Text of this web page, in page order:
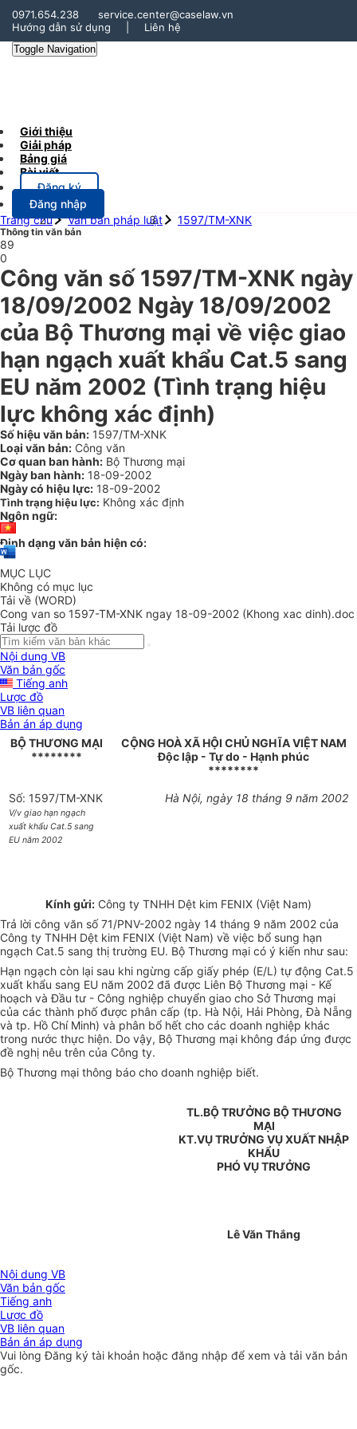
0971.654.238
service.center@caselaw.vn
Hướng dẫn sử dụng
Liên hệ
Toggle Navigation
Giới thiệu
Giải pháp
Bảng giá
Bài viết
Đăng ký
Đăng nhập
Trang chủ
Văn bản pháp luật 1597/TM-XNK
Thông tin văn bản
89
0
Công văn số 1597/TM-XNK ngày
18/09/2002 Ngày 18/09/2002
của Bộ Thương mại về việc giao
hạn ngạch xuất khẩu Cat.5 sang
EU năm 2002 (Tình trạng hiệu
lực không xác định)
Số hiệu văn bản: 1597/TM-XNK
Loại văn bản: Công văn
Cơ quan ban hành: Bộ Thương mại
Ngày ban hành: 18-09-2002
Ngày có hiệu lực: 18-09-2002
Tình trạng hiệu lực: Không xác định
Ngôn ngữ:
Định dạng văn bản hiện có:
MỤC LỤC
Không có mục lục
Tải về (WORD)
Cong van so 1597-TM-XNK ngay 18-09-2002 (Khong xac dinh).doc
Tải lược đồ
Nội dung VB
Văn bản gốc
Tiếng anh
Lược đồ
VB liên quan
Bản án áp dụng
BỘ THƯƠNG MẠI
********
CỘNG HOÀ XÃ HỘI CHỦ NGHĨA VIỆT NAM
Độc lập - Tự do - Hạnh phúc
********
Số: 1597/TM-XNK
V/v giao hạn ngạch
xuất khẩu Cat.5 sang
EU năm 2002
Hà Nội, ngày 18 tháng 9 năm 2002
Kính gửi: Công ty TNHH Dệt kim FENIX (Việt Nam)
Trả lời công văn số 71/PNV-2002 ngày 14 tháng 9 năm 2002 của
Công ty TNHH Dệt kim FENIX (Việt Nam) về việc bổ sung hạn
ngạch Cat.5 sang thị trường EU. Bộ Thương mại có ý kiến như sau:
Hạn ngạch còn lại sau khi ngừng cấp giấy phép (E/L) tự động Cat.5
xuất khẩu sang EU năm 2002 đã được Liên Bộ Thương mại - Kế
hoạch và Đầu tư - Công nghiệp chuyển giao cho Sở Thương mại
của các thành phố được phân cấp (tp. Hà Nội, Hải Phòng, Đà Nẵng
và tp. Hồ Chí Minh) và phân bổ hết cho các doanh nghiệp khác
trong nước thực hiện. Do vậy, Bộ Thương mại không đáp ứng được
đề nghị nêu trên của Công ty.
Bộ Thương mại thông báo cho doanh nghiệp biết.
TL.BỘ TRƯỞNG BỘ THƯƠNG
MẠI
KT.VỤ TRƯỞNG VỤ XUẤT NHẬP
KHẨU
PHÓ VỤ TRƯỞNG
Lê Văn Thắng
Nội dung VB
Văn bản gốc
Tiếng anh
Lược đồ
VB liên quan
Bản án áp dụng
Vui lòngĐăng ký tài khoản hoặc đăng nhập để xem và tải văn bản
gốc.